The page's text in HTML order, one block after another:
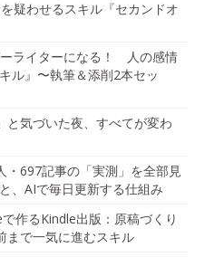
疑わせるスキル『セカンドオ
ーライターになる！ 人の感情
ル』〜執筆＆添削2本セッ
と気づいた夜、すべてが変わ
・697記事の「実測」を全部見
、AIで毎日更新する仕組み
で作るKindle出版：原稿づくり
まで一気に進むスキル